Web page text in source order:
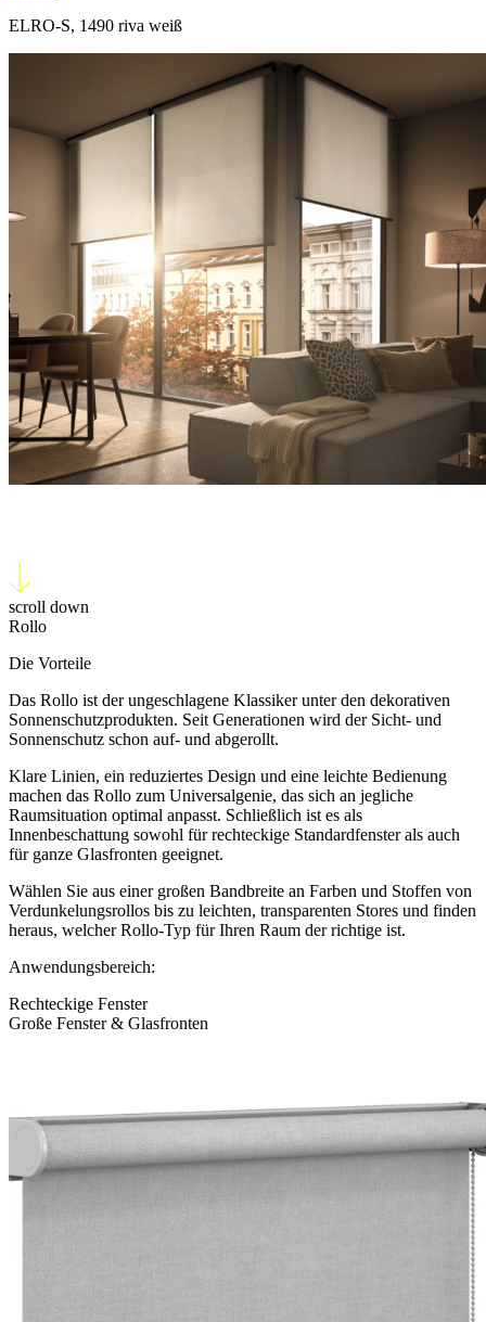
ELRO-S, 1490 riva weiß
scroll down
Rollo
Die Vorteile
Das Rollo ist der ungeschlagene Klassiker unter den dekorativen
Sonnenschutzprodukten. Seit Generationen wird der Sicht- und
Sonnenschutz schon auf- und abgerollt.
Klare Linien, ein reduziertes Design und eine leichte Bedienung
machen das Rollo zum Universalgenie, das sich an jegliche
Raumsituation optimal anpasst. Schließlich ist es als
Innenbeschattung sowohl für rechteckige Standardfenster als auch
für ganze Glasfronten geeignet.
Wählen Sie aus einer großen Bandbreite an Farben und Stoffen von
Verdunkelungsrollos bis zu leichten, transparenten Stores und finden
heraus, welcher Rollo-Typ für Ihren Raum der richtige ist.
Anwendungsbereich:
Rechteckige Fenster
Große Fenster & Glasfronten